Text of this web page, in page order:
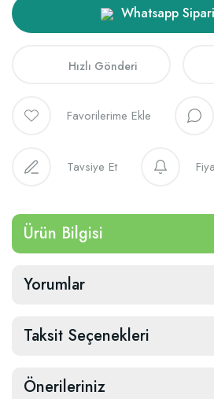
Whatsapp
Hızlı Gönderi
Tavsiye Et
Ürün Bilgisi
Yorumlar
Taksit Seçenekleri
Önerileriniz